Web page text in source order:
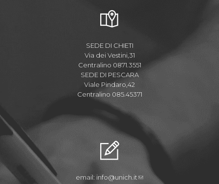
SEDE DI CHIETI
Via dei Vestini,31
Centralino 0871.3551
SEDE DI PESCARA
Viale Pindaro,42
Centralino 085.45371
email: info@unich.it